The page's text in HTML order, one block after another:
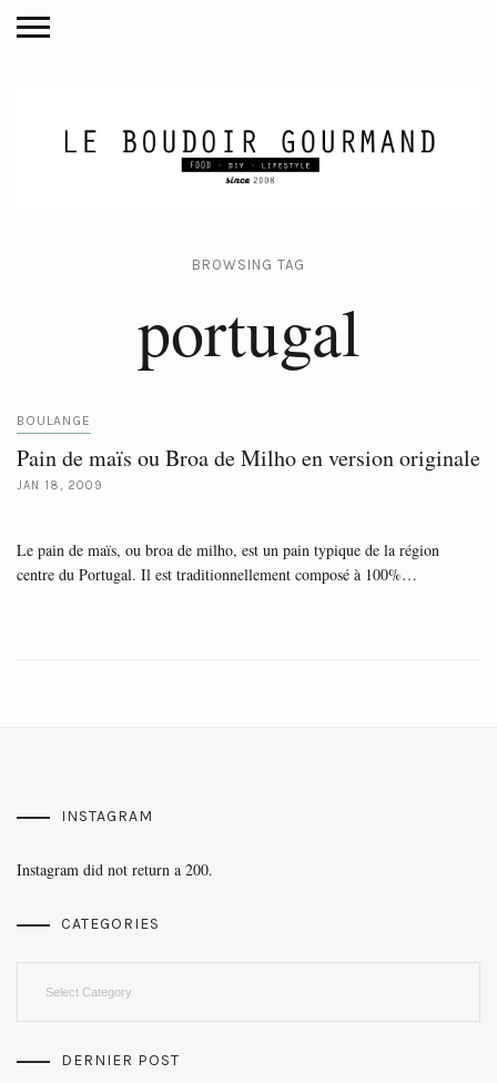
BROWSING TAG
portugal
BOULANGE
Pain de maïs ou Broa de Milho en version originale
JAN 18, 2009
Le pain de maïs, ou broa de milho, est un pain typique de la région
centre du Portugal. Il est traditionnellement composé à 100%…
INSTAGRAM
Instagram did not return a 200.
CATEGORIES
DERNIER POST